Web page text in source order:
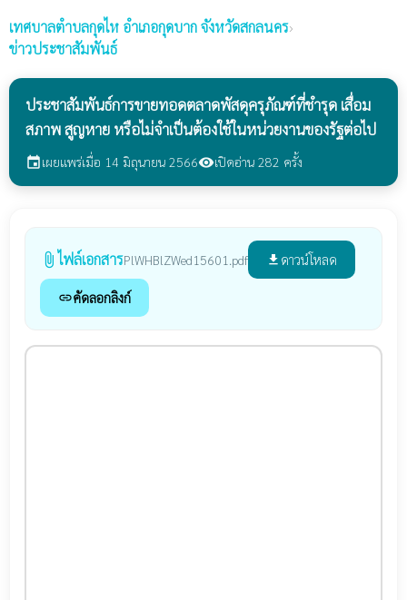
เทศบาลตำบลกุดไห อำเภอกุดบาก จังหวัดสกลนคร›
ข่าวประชาสัมพันธ์
ประชาสัมพันธ์การขายทอดตลาดพัสดุครุภัณฑ์ที่ชำรุด เสื่อม
สภาพ สูญหาย หรือไม่จำเป็นต้องใช้ในหน่วยงานของรัฐต่อไป
eventเผยแพร่เมื่อ 14 มิถุนายน 2566visibilityเปิดอ่าน 282 ครั้ง
attach_file ไฟล์เอกสารPlWHBlZWed15601.pdf file_download ดาวน์โหลด
linkคัดลอกลิงก์